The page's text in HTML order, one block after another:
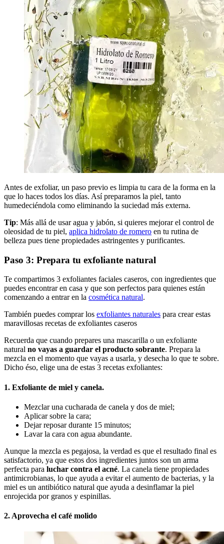
Antes de exfoliar, un paso previo es limpia tu cara de la forma en la
que lo haces todos los días. Así preparamos la piel, tanto
humedeciéndola como eliminando la suciedad más externa.
Tip: Más allá de usar agua y jabón, si quieres mejorar el control de
oleosidad de tu piel, aplica hidrolato de romero en tu rutina de
belleza pues tiene propiedades astringentes y purificantes.
Paso 3: Prepara tu exfoliante natural
Te compartimos 3 exfoliantes faciales caseros, con ingredientes que
puedes encontrar en casa y que son perfectos para quienes están
comenzando a entrar en la cosmética natural.
También puedes comprar los exfoliantes naturales para crear estas
maravillosas recetas de exfoliantes caseros
Recuerda que cuando prepares una mascarilla o un exfoliante
natural no vayas a guardar el producto sobrante. Prepara la
mezcla en el momento que vayas a usarla, y desecha lo que te sobre.
Dicho éso, elige una de estas 3 recetas exfoliantes:
1. Exfoliante de miel y canela.
Mezclar una cucharada de canela y dos de miel;
Aplicar sobre la cara;
Dejar reposar durante 15 minutos;
Lavar la cara con agua abundante.
Aunque la mezcla es pegajosa, la verdad es que el resultado final es
satisfactorio, ya que estos dos ingredientes juntos son un arma
perfecta para luchar contra el acné. La canela tiene propiedades
antimicrobianas, lo que ayuda a evitar el aumento de bacterias, y la
miel es un antibiótico natural que ayuda a desinflamar la piel
enrojecida por granos y espinillas.
2. Aprovecha el café molido